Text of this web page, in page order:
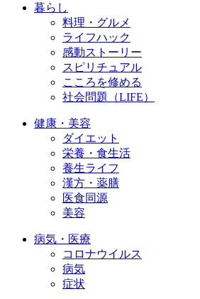
暮らし
料理・グルメ
ライフハック
感動ストーリー
スピリチュアル
こころを修める
社会問題（LIFE）
健康・美容
ダイエット
栄養・食生活
養生ライフ
漢方・薬膳
医食同源
美容
病気・医療
コロナウイルス
病気
症状